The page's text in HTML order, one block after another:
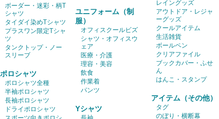
ボーダー・迷彩・柄T
シャツ
タイダイ染めTシャツ
プラスワン限定Tシャ
ツ
タンクトップ・ノー
スリーブ
ポロシャツ
ポロシャツ全種
半袖ポロシャツ
長袖ポロシャツ
ドライポロシャツ
ユニフォーム（制
服）
オフィスクールビズ
シャツ・オフィスウ
ェア
医療・介護
理容・美容
飲食
作業着
パンツ
Yシャツ
レイングッズ
アウトドア・レジャ
ーグッズ
クールアイテム
生活雑貨
ボールペン
クリアファイル
ブックカバー・ふせ
ん
はんこ・スタンプ
アイテム（その他）
タグ
のぼり・横断幕